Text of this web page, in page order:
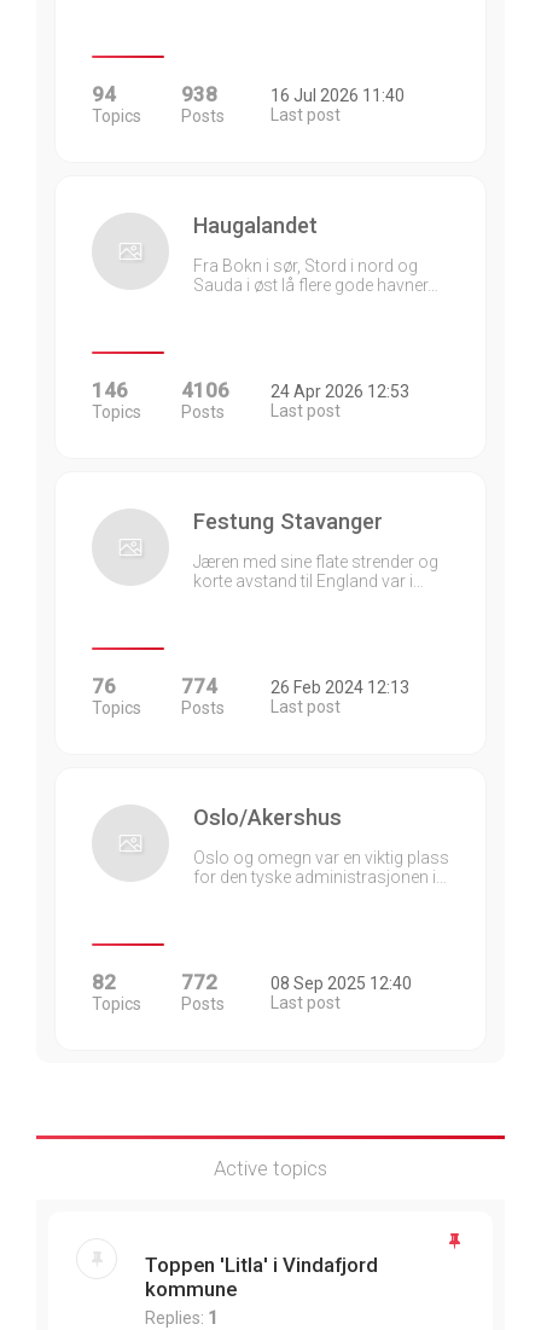
94
Topics
938
Posts
16 Jul 2026 11:40
Last post
Haugalandet
Fra Bokn i sør, Stord i nord og
Sauda i øst lå flere gode havner…
146
Topics
4106
Posts
24 Apr 2026 12:53
Last post
Festung Stavanger
Jæren med sine flate strender og
korte avstand til England var i…
76
Topics
774
Posts
26 Feb 2024 12:13
Last post
Oslo/Akershus
Oslo og omegn var en viktig plass
for den tyske administrasjonen i…
82
Topics
772
Posts
08 Sep 2025 12:40
Last post
Active topics
Toppen 'Litla' i Vindafjord
kommune
Replies: 1